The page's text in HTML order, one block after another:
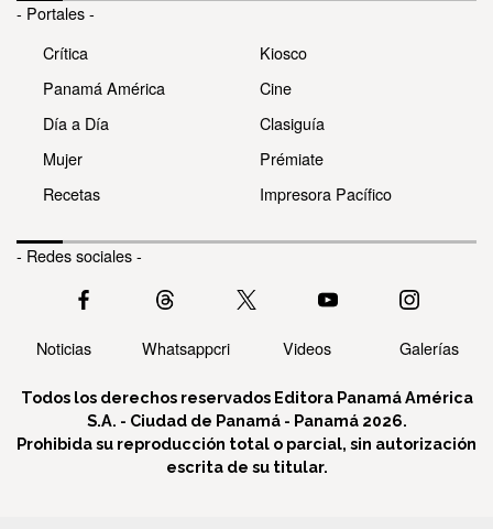
- Portales -
Crítica
Panamá América
Día a Día
Mujer
Recetas
Kiosco
Cine
Clasiguía
Prémiate
Impresora Pacífico
- Redes sociales -
Noticias Whatsappcri Videos Galerías
Todos los derechos reservados Editora Panamá América
S.A. - Ciudad de Panamá - Panamá 2026.
Prohibida su reproducción total o parcial, sin autorización
escrita de su titular.